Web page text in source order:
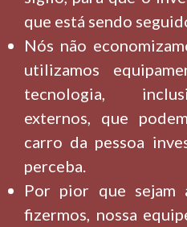
que está sendo
Nós não
utilizamos
tecnologia,
externos, que
carro da pessoa
perceba.
Por pior que sejam
fizermos, nossa